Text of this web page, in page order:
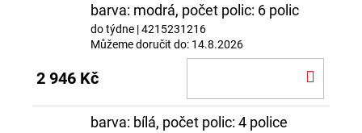
barva: modrá, počet polic: 6 polic
do týdne | 4215231216
Můžeme doručit do: 14.8.2026
2 946 Kč
barva: bílá, počet polic: 4 police